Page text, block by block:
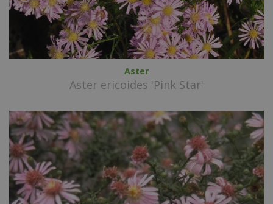
Aster
Aster ericoides 'Pink Star'